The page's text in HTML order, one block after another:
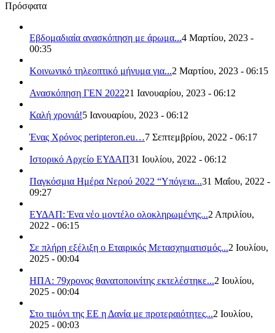
Πρόσφατα
Εβδομαδιαία ανασκόπηση με άρωμα...4 Μαρτίου, 2023 -
00:35
Κοινωνικό τηλεοπτικό μήνυμα για...2 Μαρτίου, 2023 - 06:15
Ανασκόπηση ΓΕΝ 202221 Ιανουαρίου, 2023 - 06:12
Καλή χρονιά!5 Ιανουαρίου, 2023 - 06:12
Ένας Χρόνος peripteron.eu…7 Σεπτεμβρίου, 2022 - 06:17
Ιστορικό Αρχείο ΕΥΔΑΠ31 Ιουλίου, 2022 - 06:12
Παγκόσμια Ημέρα Νερού 2022 “Υπόγεια...31 Μαΐου, 2022 -
09:27
ΕΥΔΑΠ: Ένα νέο μοντέλο ολοκληρωμένης...2 Απριλίου,
2022 - 06:15
Σε πλήρη εξέλιξη ο Εταιρικός Μετασχηματισμός...2 Ιουλίου,
2025 - 00:04
ΗΠΑ: 79χρονος θανατοποινίτης εκτελέστηκε...2 Ιουλίου,
2025 - 00:04
Στο τιμόνι της ΕΕ η Δανία με προτεραιότητες...2 Ιουλίου,
2025 - 00:03